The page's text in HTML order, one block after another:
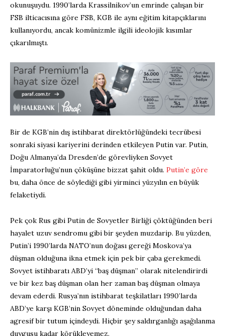
okunuşuydu. 1990’larda Krassilnikov’un emrinde çalışan bir
FSB ilticacısına göre FSB, KGB ile aynı eğitim kitapçıklarını
kullanıyordu, ancak komünizmle ilgili ideolojik kısımlar
çıkarılmıştı.
Bir de KGB’nin dış istihbarat direktörlüğündeki tecrübesi
sonraki siyasi kariyerini derinden etkileyen Putin var. Putin,
Doğu Almanya’da Dresden’de görevliyken Sovyet
İmparatorluğu’nun çöküşüne bizzat şahit oldu. Putin’e göre
bu, daha önce de söylediği gibi yirminci yüzyılın en büyük
felaketiydi.
Pek çok Rus gibi Putin de Sovyetler Birliği çöktüğünden beri
hayalet uzuv sendromu gibi bir şeyden muzdarip. Bu yüzden,
Putin’i 1990’larda NATO’nun doğası gereği Moskova’ya
düşman olduğuna ikna etmek için pek bir çaba gerekmedi.
Sovyet istihbaratı ABD’yi “baş düşman” olarak nitelendirirdi
ve bir kez baş düşman olan her zaman baş düşman olmaya
devam ederdi. Rusya’nın istihbarat teşkilatları 1990’larda
ABD’ye karşı KGB’nin Sovyet döneminde olduğundan daha
agresif bir tutum içindeydi. Hiçbir şey saldırganlığı aşağılanma
duygusu kadar körükleyemez.